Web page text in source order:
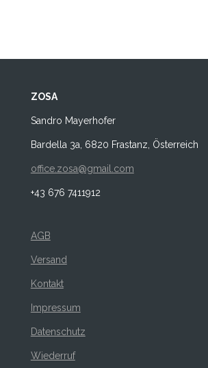
ZOSA
Sandro Mayerhofer
Bardella 3a, 6820 Frastanz, Österreich
office.zosa@gmail.com
+43 676 7411912
AGB
Versand
Kontakt
Impressum
Datenschutz
Wiederruf